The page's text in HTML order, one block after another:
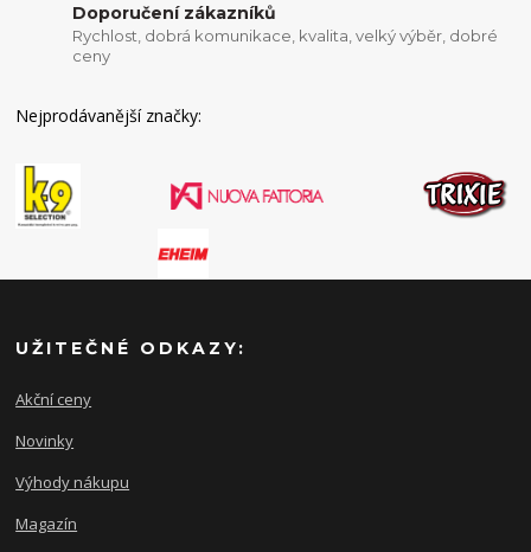
Doporučení zákazníků
Rychlost, dobrá komunikace, kvalita, velký výběr, dobré
ceny
Nejprodávanější značky:
UŽITEČNÉ ODKAZY:
Akční ceny
Novinky
Výhody nákupu
Magazín